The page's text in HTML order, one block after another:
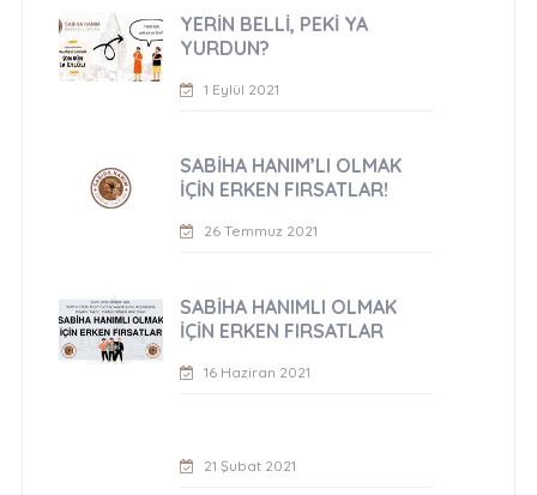
YERİN BELLİ, PEKİ YA
YURDUN?
1 Eylül 2021
SABİHA HANIM’LI OLMAK
İÇİN ERKEN FIRSATLAR!
26 Temmuz 2021
SABİHA HANIMLI OLMAK
İÇİN ERKEN FIRSATLAR
16 Haziran 2021
21 Şubat 2021